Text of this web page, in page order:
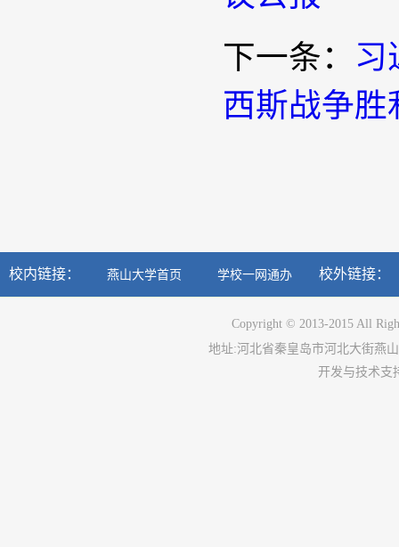
下一条： 习
西斯战争胜
校内链接： 燕山大学首页 学校一网通办 校外链接：
Copyright © 2013-2015 All
地址:河北省秦皇岛市河北大街燕
开发与技术支